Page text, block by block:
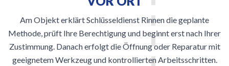
Am Objekt erklärt Schlüsseldienst Rinnen die geplante
Methode, prüft Ihre Berechtigung und beginnt erst nach Ihrer
Zustimmung. Danach erfolgt die Öffnung oder Reparatur mit
geeignetem Werkzeug und kontrollierten Arbeitsschritten.